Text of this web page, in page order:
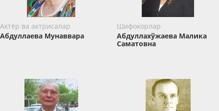
Актёр ва актрисалар
Абдуллаева Мунаввара
Шифокорлар
Абдуллахўжаева Малика
Саматовна